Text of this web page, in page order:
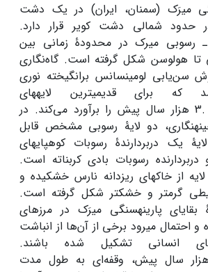
میرَک (سمنان، ایران) در یک دشت
شمالی دشت کویر قرار دارد.
رسوبی میرک در محدودۀ زمانی بین
تا هولوسن شکل گرفته ‏است. گاه‌نگاری
سن‌یابی لومینسانس برانگیخته نوری
شد که برای قدیمی‏ترین لایه‏های
3.هزار سال پیش را برآورد می‌کند. در
دو لایۀ رسوبی مشخص قابل
یک دربردارندۀ رسوبات کوهپایه‏ای
رسوبات بادی کربناته است.
از خاک‏های ریزدانه نارس خشکیده و
گرم‏تر و خشک‏تر شکل گرفته است.
بقایای پارینه‏سنگی میرَک در مرزهای
می‏رود برخی از آن‌ها از انباشت
انسانی تشکیل شده ‏باشند.
هزار سال پیش، وقفه‌ای به طول مدت